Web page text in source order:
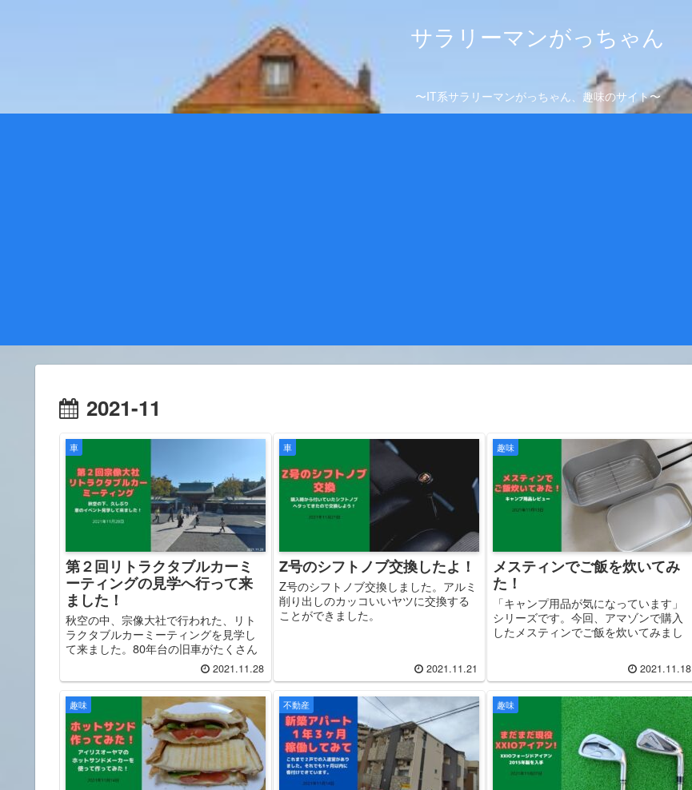
サラリーマンがっちゃん
〜IT系サラリーマンがっちゃん、趣味のサイト〜
2021-11
車
第２回リトラクタブルカーミ
ーティングの見学へ行って来
ました！
秋空の中、宗像大社で行われた、リト
ラクタブルカーミーティングを見学し
て来ました。80年台の旧車がたくさん
展示されていました。また、宗像大社
の駐車場にも見学の方の旧車が勢揃
2021.11.28
車
Z号のシフトノブ交換したよ！
Z号のシフトノブ交換しました。アルミ
削り出しのカッコいいヤツに交換する
ことができました。
2021.11.21
趣味
メスティンでご飯を炊いてみ
た！
「キャンプ用品が気になっています」
シリーズです。今回、アマゾンで購入
したメスティンでご飯を炊いてみまし
2021.11.18
趣味 不動産 趣味